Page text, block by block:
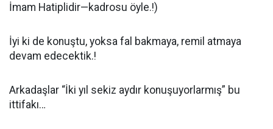
İmam Hatiplidir—kadrosu öyle.!)
İyi ki de konuştu, yoksa fal bakmaya, remil atmaya
devam edecektik.!
Arkadaşlar “İki yıl sekiz aydır konuşuyorlarmış” bu
ittifakı…